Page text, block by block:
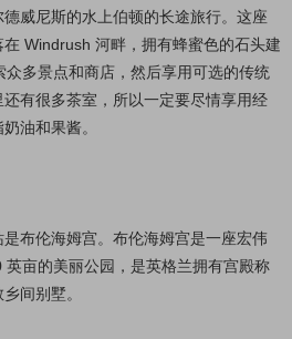
威尼斯的水上伯顿的长途旅行。这座
Windrush 河畔，拥有蜂蜜色的石头建
众多景点和商店，然后享用可选的传统
有很多茶室，所以一定要尽情享用经
油和果酱。
布伦海姆宫。布伦海姆宫是一座宏伟
英亩的美丽公园，是英格兰拥有宫殿称
间别墅。